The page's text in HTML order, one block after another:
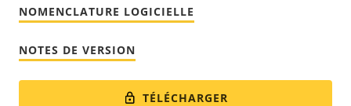
NOMENCLATURE LOGICIELLE
NOTES DE VERSION
TÉLÉCHARGER